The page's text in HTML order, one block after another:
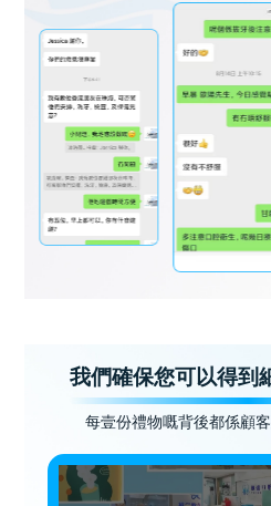
我們確保您可以得到
每壹份禮物嘅背後都係顧